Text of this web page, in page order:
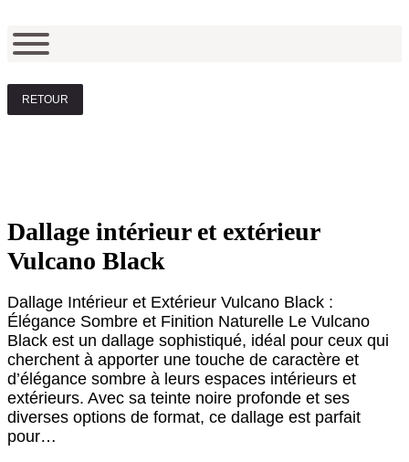
RETOUR
Dallage intérieur et extérieur
Vulcano Black
Dallage Intérieur et Extérieur Vulcano Black :
Élégance Sombre et Finition Naturelle Le Vulcano
Black est un dallage sophistiqué, idéal pour ceux qui
cherchent à apporter une touche de caractère et
d’élégance sombre à leurs espaces intérieurs et
extérieurs. Avec sa teinte noire profonde et ses
diverses options de format, ce dallage est parfait
pour…